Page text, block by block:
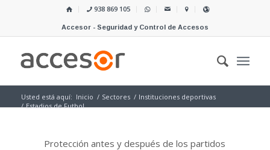
938 869 105
Accesor - Seguridad y Control de Accesos
Usted está aquí: Inicio / Sectores / Instituciones deportivas
/ Estadios de Futbol
Protección antes y después de los partidos